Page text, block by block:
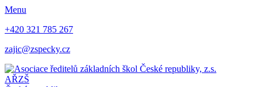
Menu
+420 321 785 267
zajic@zspecky.cz
AŘZŠ